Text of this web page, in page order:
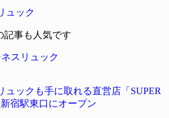
ュック
スリュック
ュックも手に取れる直営店「SUPER
宿駅東口にオープン